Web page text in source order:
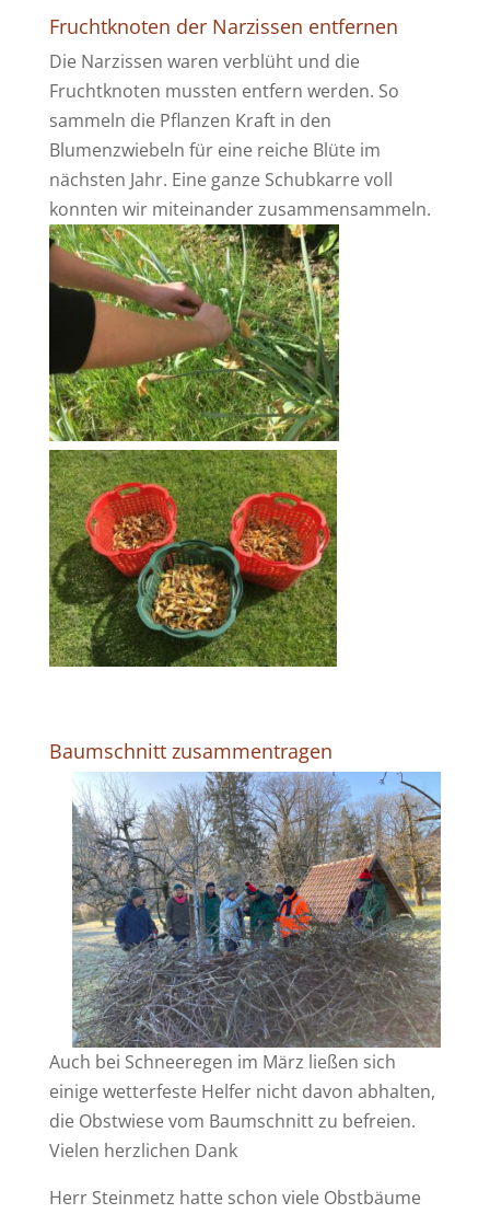
Fruchtknoten der Narzissen entfernen
Die Narzissen waren verblüht und die
Fruchtknoten mussten entfern werden. So
sammeln die Pflanzen Kraft in den
Blumenzwiebeln für eine reiche Blüte im
nächsten Jahr. Eine ganze Schubkarre voll
konnten wir miteinander zusammensammeln.
Baumschnitt zusammentragen
Auch bei Schneeregen im März ließen sich
einige wetterfeste Helfer nicht davon abhalten,
die Obstwiese vom Baumschnitt zu befreien.
Vielen herzlichen Dank
Herr Steinmetz hatte schon viele Obstbäume